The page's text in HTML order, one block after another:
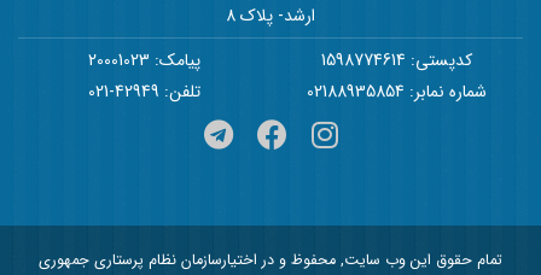
ارشد- پلاک 8
کدپستی: 1598774614
پیامک: 20001023
شماره نمابر: 02188935854
تلفن: 42949-021
تمام حقوق این وب سایت, محفوظ و در اختیارسازمان نظام پرستاری جمهوری